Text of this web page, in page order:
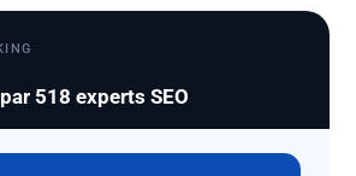
518 experts SEO